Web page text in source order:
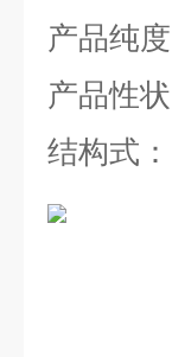
产品纯度
产品性状
结构式：